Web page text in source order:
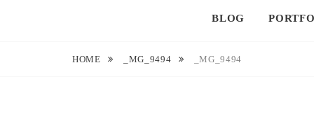
BLOG
HOME _MG_9494 _MG_9494